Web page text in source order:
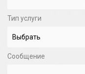
Тип услуги
Сообщение